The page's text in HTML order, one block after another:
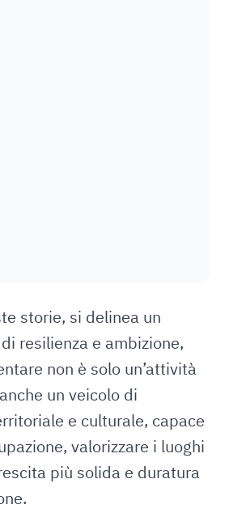
storie, si delinea un
resilienza e ambizione,
non è solo un’attività
un veicolo di
e culturale, capace
valorizzare i luoghi
più solida e duratura